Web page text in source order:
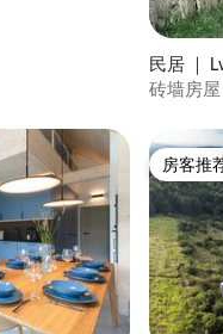
民居 ｜
砖墙房屋
房客推
房客推